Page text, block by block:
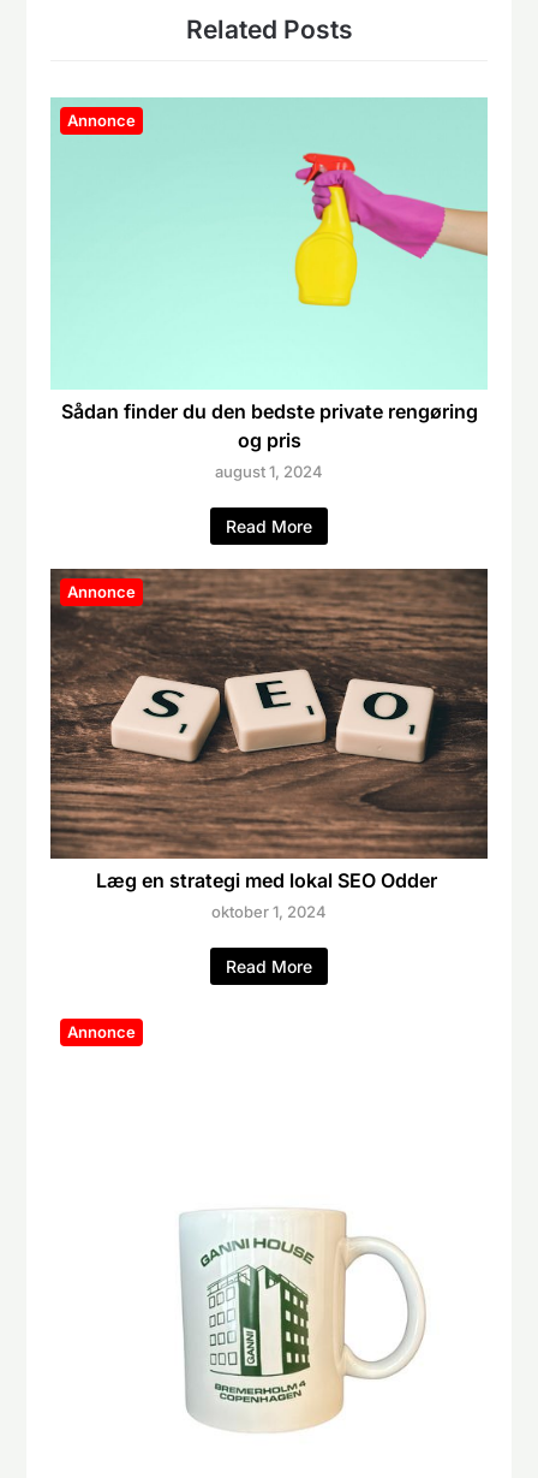
Related Posts
Annonce
Sådan finder du den bedste private rengøring
og pris
august 1, 2024
Read More
Annonce
Læg en strategi med lokal SEO Odder
oktober 1, 2024
Read More
Annonce